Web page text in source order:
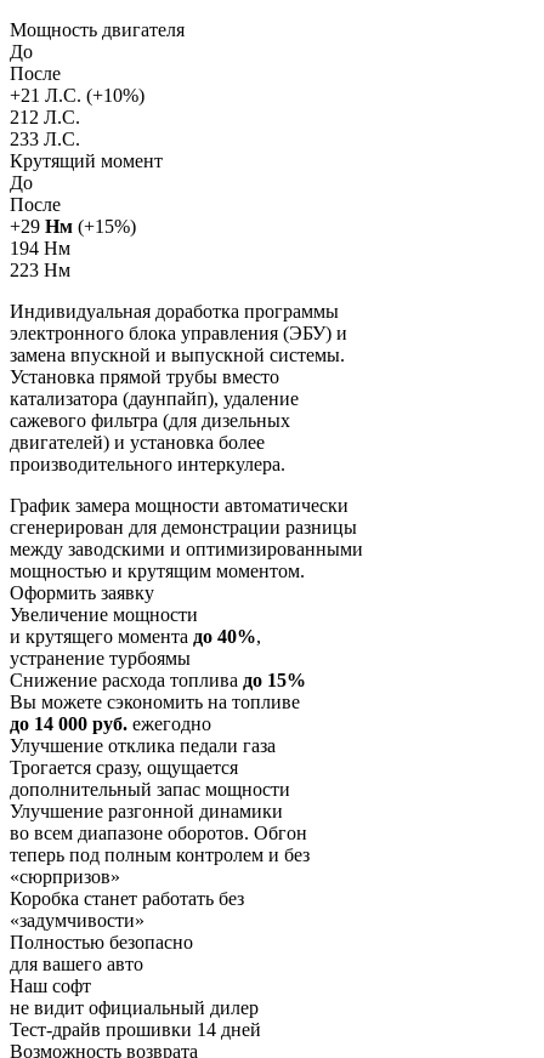
Мощность двигателя
До
После
+21 Л.С. (+10%)
212 Л.С.
233 Л.С.
Крутящий момент
До
После
+29 Нм (+15%)
194 Нм
223 Нм
Индивидуальная доработка программы
электронного блока управления (ЭБУ) и
замена впускной и выпускной системы.
Установка прямой трубы вместо
катализатора (даунпайп), удаление
сажевого фильтра (для дизельных
двигателей) и установка более
производительного интеркулера.
График замера мощности автоматически
сгенерирован для демонстрации разницы
между заводскими и оптимизированными
мощностью и крутящим моментом.
Оформить заявку
Увеличение мощности
и крутящего момента до 40%,
устранение турбоямы
Снижение расхода топлива до 15%
Вы можете сэкономить на топливе
до 14 000 руб. ежегодно
Улучшение отклика педали газа
Трогается сразу, ощущается
дополнительный запас мощности
Улучшение разгонной динамики
во всем диапазоне оборотов. Обгон
теперь под полным контролем и без
«сюрпризов»
Коробка станет работать без
«задумчивости»
Полностью безопасно
для вашего авто
Наш софт
не видит официальный дилер
Тест-драйв прошивки 14 дней
Возможность возврата